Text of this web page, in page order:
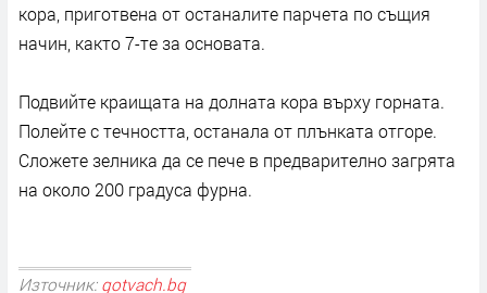
кора, приготвена от останалите парчета по същия
начин, както 7-те за основата.
Подвийте краищата на долната кора върху горната.
Полейте с течността, останала от плънката отгоре.
Сложете зелника да се пече в предварително загрята
на около 200 градуса фурна.
Източник: gotvach.bg